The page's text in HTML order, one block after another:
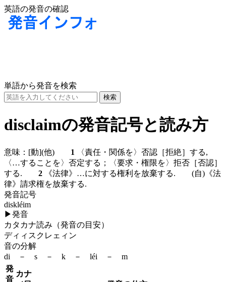
英語の発音の確認
単語から発音を検索
disclaimの発音記号と読み方
意味： [動](他) 1
〈責任・関係を〉否認［拒絶］する,
〈…することを〉否定する；〈要求・権限を〉拒否［否認］
する. 2 《法律》…に対する権利を放棄する. (自) 《法
律》請求権を放棄する.
発音記号
diskléim
▶発音
カタカナ読み（発音の目安）
ディィスクレェィン
音の分解
di － s － k － léi － m
発
音
カナ